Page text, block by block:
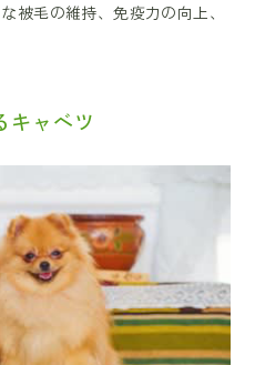
被毛の維持、免疫力の向上、
キャベツ